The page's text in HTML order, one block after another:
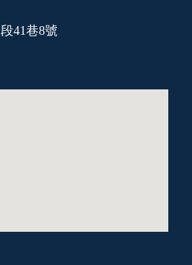
41巷8號